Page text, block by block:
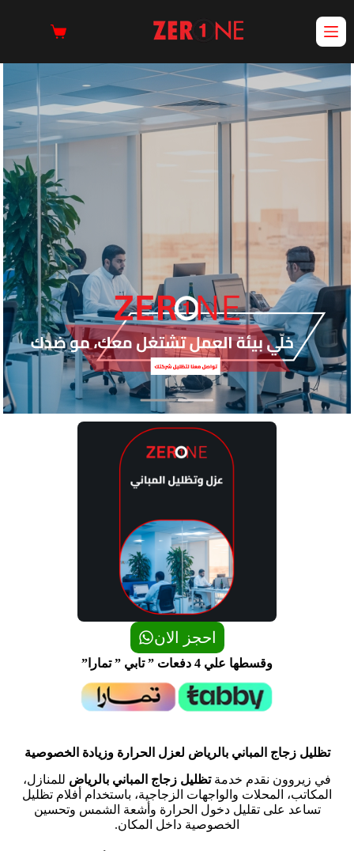
احجز الان
وقسطها علي 4 دفعات ” تابي ” تمارا”
تظليل زجاج المباني بالرياض لعزل الحرارة وزيادة الخصوصية
في زيروون نقدم خدمةتظليل زجاج المباني بالرياض للمنازل،
المكاتب، المحلات والواجهات الزجاجية، باستخدام أفلام تظليل
تساعد على تقليل دخول الحرارة وأشعة الشمس وتحسين
الخصوصية داخل المكان.